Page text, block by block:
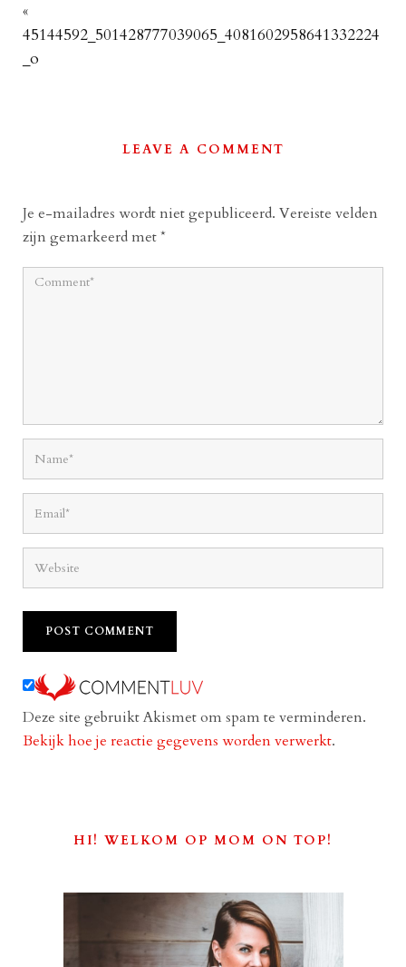
«
45144592_501428777039065_4081602958641332224
_o
LEAVE A COMMENT
Je e-mailadres wordt niet gepubliceerd. Vereiste velden
zijn gemarkeerd met*
Deze site gebruikt Akismet om spam te verminderen.
Bekijk hoe je reactie gegevens worden verwerkt.
HI! WELKOM OP MOM ON TOP!